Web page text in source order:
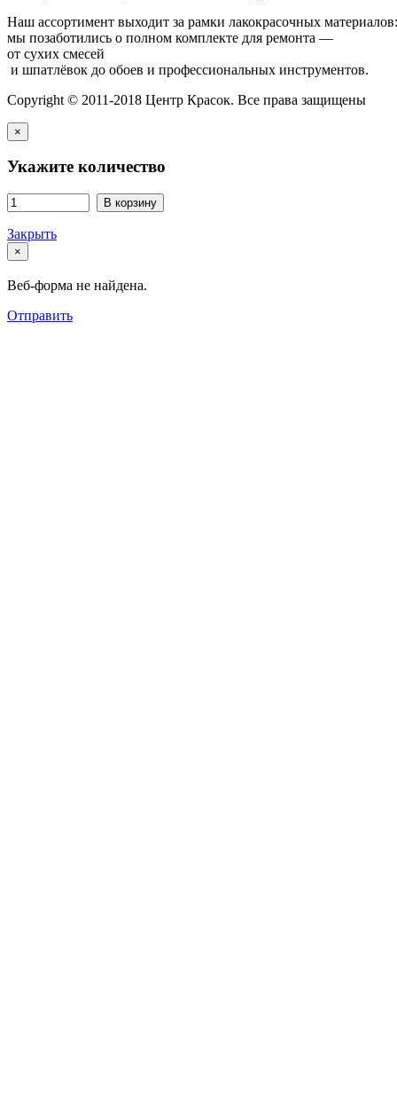
Наш ассортимент выходит за рамки лакокрасочных
мы позаботились о полном комплекте для ремонта —
от сухих смесей
и шпатлёвок до обоев и профессиональных инструментов.
Copyright © 2011-2018 Центр Красок. Все права защищены
×
Укажите количество
В корзину
Закрыть
×
Веб-форма не найдена.
Отправить